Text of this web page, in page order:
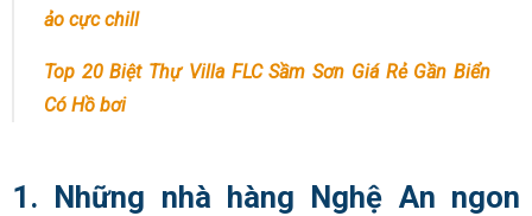
ảo cực chill
Top 20 Biệt Thự Villa FLC Sầm Sơn Giá Rẻ Gần Biển
Có Hồ bơi
1. Những nhà hàng Nghệ An ngon